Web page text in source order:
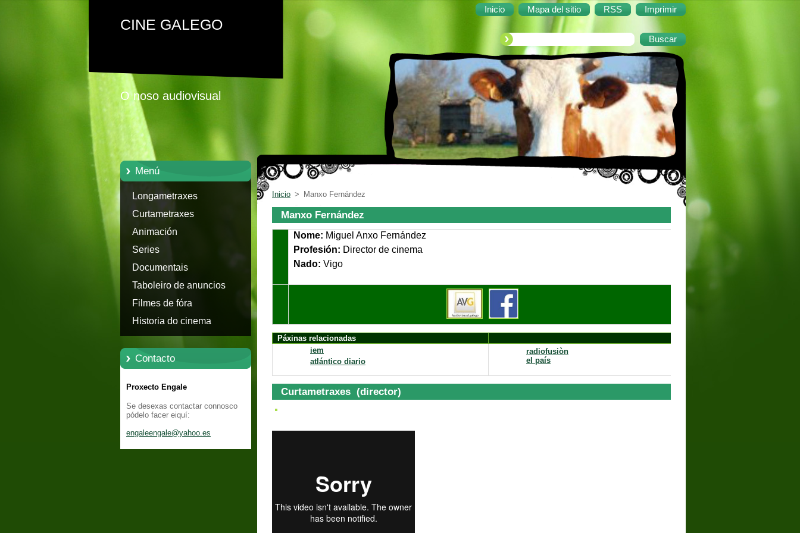
Inicio Mapa del sitio RSS Imprimir
CINE GALEGO
O noso audiovisual
Menú
Longametraxes
Curtametraxes
Animación
Series
Documentais
Taboleiro de anuncios
Filmes de fóra
Historia do cinema
Contacto
Proxecto Engale
Se desexas contactar connosco
pódelo facer eiquí:
engaleengale@yahoo.es
Inicio > Manxo Fernández
Manxo Fernández
Nome: Miguel Anxo Fernández
Profesión: Director de cinema
Nado: Vigo
Páxinas relacionadas
iem
atlántico diario
radiofusiòn
el país
Curtametraxes (director)